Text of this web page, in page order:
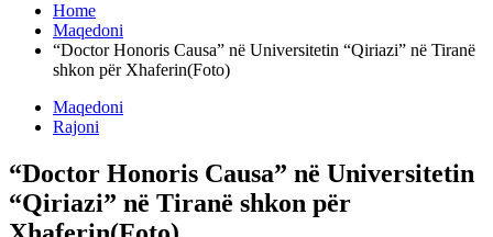
Home
Maqedoni
“Doctor Honoris Causa” në Universitetin “Qiriazi” në Tiranë
shkon për Xhaferin(Foto)
Maqedoni
Rajoni
“Doctor Honoris Causa” në Universitetin
“Qiriazi” në Tiranë shkon për